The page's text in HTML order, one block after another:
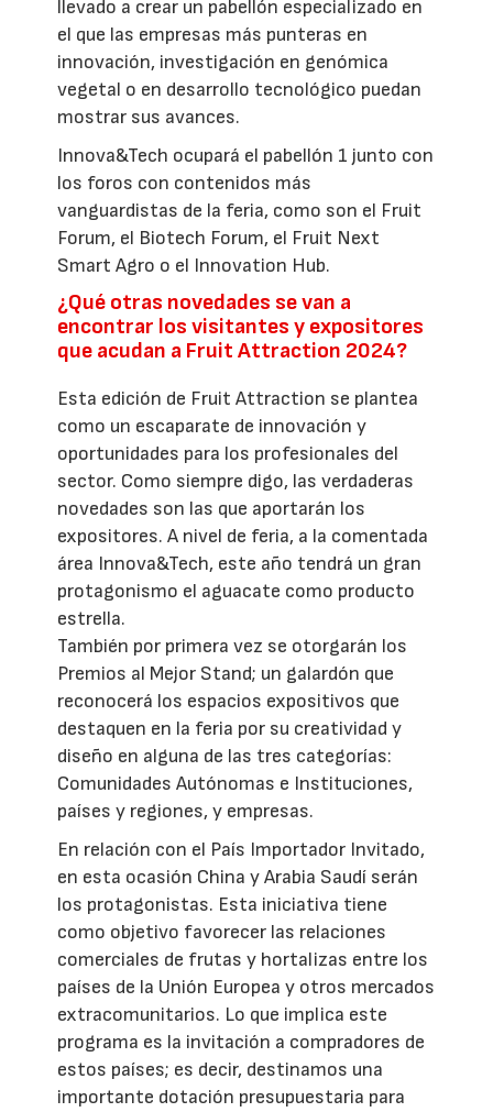
llevado a crear un pabellón especializado en
el que las empresas más punteras en
innovación, investigación en genómica
vegetal o en desarrollo tecnológico puedan
mostrar sus avances.
Innova&Tech ocupará el pabellón 1 junto con
los foros con contenidos más
vanguardistas de la feria, como son el Fruit
Forum, el Biotech Forum, el Fruit Next
Smart Agro o el Innovation Hub.
¿Qué otras novedades se van a
encontrar los visitantes y expositores
que acudan a Fruit Attraction 2024?
Esta edición de Fruit Attraction se plantea
como un escaparate de innovación y
oportunidades para los profesionales del
sector. Como siempre digo, las verdaderas
novedades son las que aportarán los
expositores. A nivel de feria, a la comentada
área Innova&Tech, este año tendrá un gran
protagonismo el aguacate como producto
estrella.
También por primera vez se otorgarán los
Premios al Mejor Stand; un galardón que
reconocerá los espacios expositivos que
destaquen en la feria por su creatividad y
diseño en alguna de las tres categorías:
Comunidades Autónomas e Instituciones,
países y regiones, y empresas.
En relación con el País Importador Invitado,
en esta ocasión China y Arabia Saudí serán
los protagonistas. Esta iniciativa tiene
como objetivo favorecer las relaciones
comerciales de frutas y hortalizas entre los
países de la Unión Europea y otros mercados
extracomunitarios. Lo que implica este
programa es la invitación a compradores de
estos países; es decir, destinamos una
importante dotación presupuestaria para